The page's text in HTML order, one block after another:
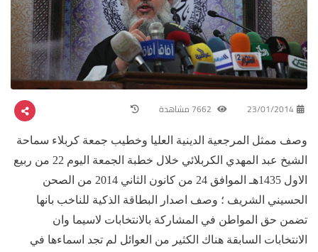
23/01/2014
وصف ممثل المرجعية الدينية العليا وخطيب جمعة كربلاء سماحة
الشيخ عبد المهدي الكربلائي خلال خطبة الجمعة اليوم 22 من ربيع
الاول 1435هـ الموافق 24 من كانون الثاني 2014 من الصحن
الحسيني الشريف ؛ وصف اصدار البطاقة الذكية للناخب بانها
تضمن حق المواطن في المشاركة بالانتخابات لاسيما وان
الانتخابات السابقة هناك الكثير من العوائل لم تجد اسماءها في